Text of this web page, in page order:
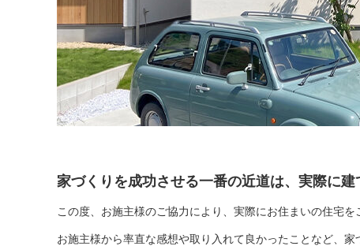
家づくりを成功させる一番の近道は、実際に建
この度、お施主様のご協力により、実際にお住まいの住宅
お施主様から率直な感想や取り入れて良かったことなど、